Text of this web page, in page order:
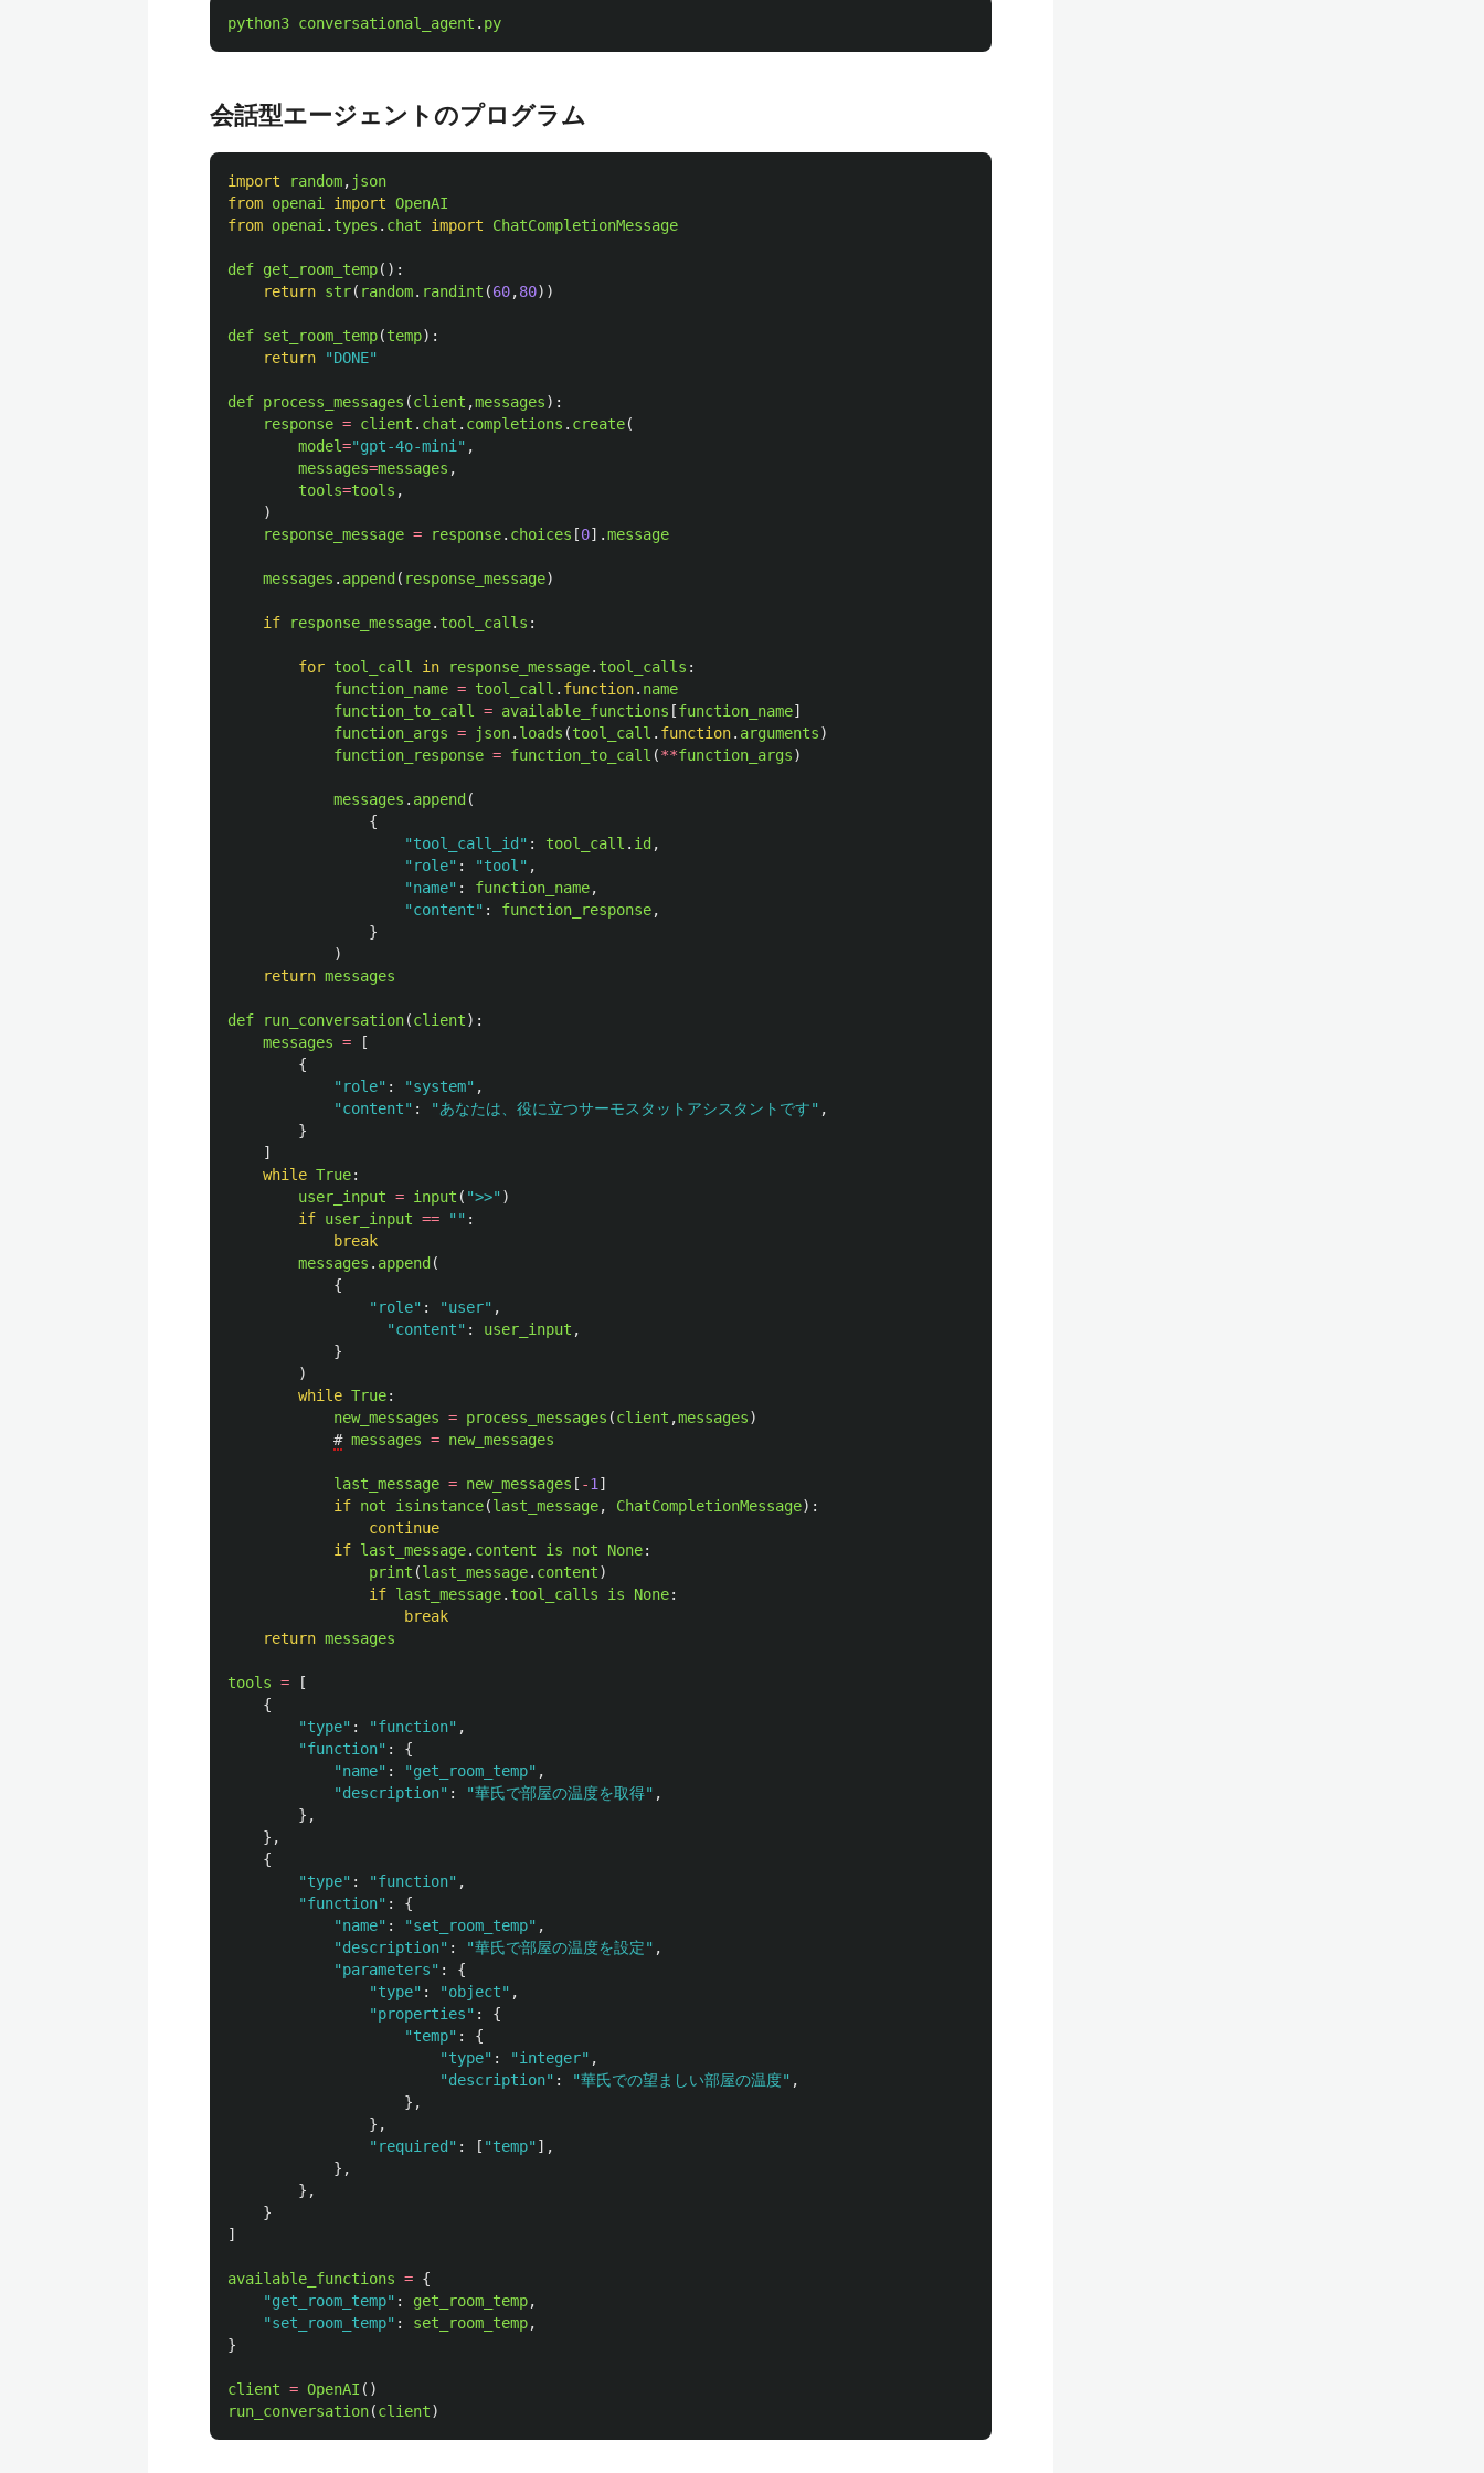
python3 conversational_agent . py
会話型エージェントのプログラム
import random, json
from openai import OpenAI
from openai . types . chat import ChatCompletionMessage
def get_room_temp():
return str( random. randint (60,80))
def set_room_temp(temp):
return
"DONE"
def process_messages (client ,messages):
response = client . chat . completions . create(
model="gpt-4o-mini " ,
messages=messages ,
tools=tools ,
)
response_message = response. choices [0].message
messages . append ( response_message)
if response_message. tool_calls :
for tool_call in response_message. tool_calls :
function_name = tool_call . function. name
function_to_call
= available_functions [function_name]
function_args = json. loads (tool_call . function. arguments)
function_response = function_to_call (**function_args)
messages . append (
{
"tool_call_id " : tool_call . id ,
" role" : "tool " ,
"name" : function_name,
"content" : function_response,
}
)
return messages
def run_conversation(client):
messages =
[
{
" role" : "system" ,
"content" : "あなたは、役に立つサーモスタットアシスタントです" ,
}
]
while True:
user_input = input ( ">>" )
if user_input == "" :
break
messages . append (
{
" role" : "user" ,
"content" : user_input ,
}
)
while True:
new_messages = process_messages (client ,messages)
# messages = new_messages
last_message = new_messages [ -1 ]
if not isinstance(last_message, ChatCompletionMessage):
continue
if last_message. content is not None:
print (last_message. content)
if last_message. tool_calls is None:
break
return messages
tools =
[
{
"type" : "function" ,
"function" :
{
"name" : "get_room_temp" ,
"description" : "華氏で部屋の温度を取得" ,
},
},
{
"type" : "function" ,
"function" :
{
"name" : "set_room_temp" ,
"description" : "華氏で部屋の温度を設定" ,
"parameters" :
{
"type" : "object" ,
"properties" :
{
"temp" :
{
"type" : "integer" ,
"description" : "華氏での望ましい部屋の温度" ,
},
},
" required " : [ "temp" ],
},
},
}
]
available_functions = {
"get_room_temp" : get_room_temp,
"set_room_temp" : set_room_temp,
}
client = OpenAI ()
run_conversation(client)